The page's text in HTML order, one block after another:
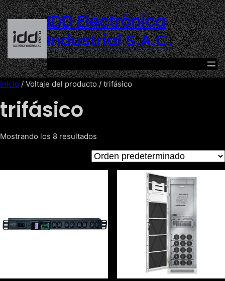
Saltar
al
contenido
IDD Electrónica
Industrial S.A.C.
Inicio / Voltaje del producto / trifásico
trifásico
Mostrando los 8 resultados